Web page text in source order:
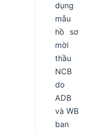
dụng
mẫu
hồ sơ
mời
thầu
NCB
do
ADB
và WB
ban